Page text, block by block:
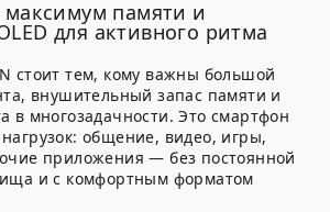
памяти и
для активного ритма
стоит тем, кому важны большой
внушительный запас памяти и
в многозадачности. Это смартфон
общение, видео, игры,
приложения — без постоянной
и с комфортным форматом